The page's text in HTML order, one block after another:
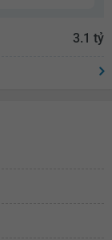
3.1 tỷ